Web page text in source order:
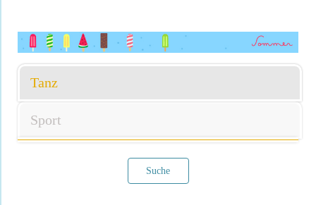
Tanz
Sport
Suche